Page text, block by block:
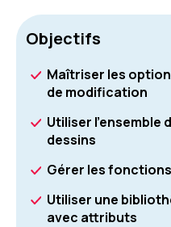
Objectifs
Maîtriser les
de modification
Utiliser l’ensemble
dessins
Gérer les
Utiliser une
avec attributs